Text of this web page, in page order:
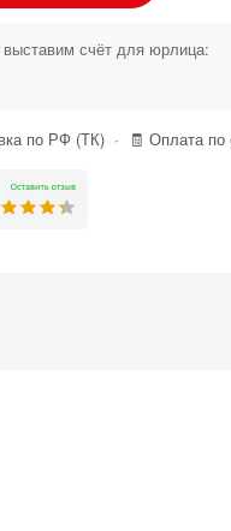
счёт для юрлица:
по РФ (ТК) · 🧾 Оплата по